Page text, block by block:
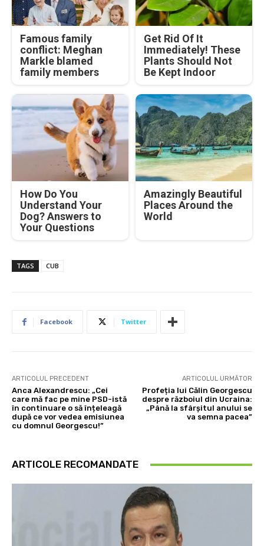
Famous family
conflict: Meghan
Markle blamed
family members
Get Rid Of It
Immediately! These
Plants Should Not
Be Kept Indoor
How Do You
Understand Your
Dog? Answers to
Your Questions
Amazingly Beautiful
Places Around the
World
TAGS CUB
Facebook Twitter
ARTICOLUL PRECEDENT
Anca Alexandrescu: „Cei
care mă fac pe mine PSD-istă
în continuare o să înțeleagă
după ce vor vedea emisiunea
cu domnul Georgescu!”
ARTICOLUL URMĂTOR
Profeția lui Călin Georgescu
despre războiul din Ucraina:
„Până la sfârșitul anului se
va semna pacea”
ARTICOLE RECOMANDATE